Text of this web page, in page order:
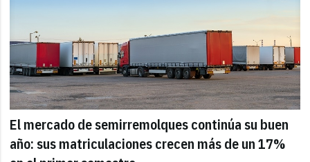
El mercado de semirremolques continúa su buen
año: sus matriculaciones crecen más de un 17%